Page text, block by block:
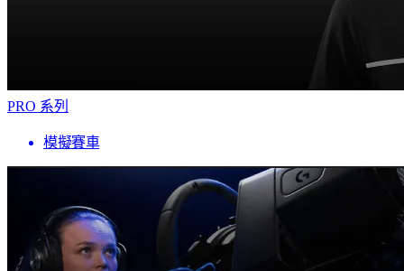
PRO 系列
模擬賽車